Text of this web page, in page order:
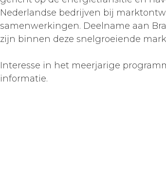
Nederlandse bedrijven bij
samenwerkingen. Deelname aan
zijn binnen deze snelgroeiende
Interesse in het meerjarige
informatie.